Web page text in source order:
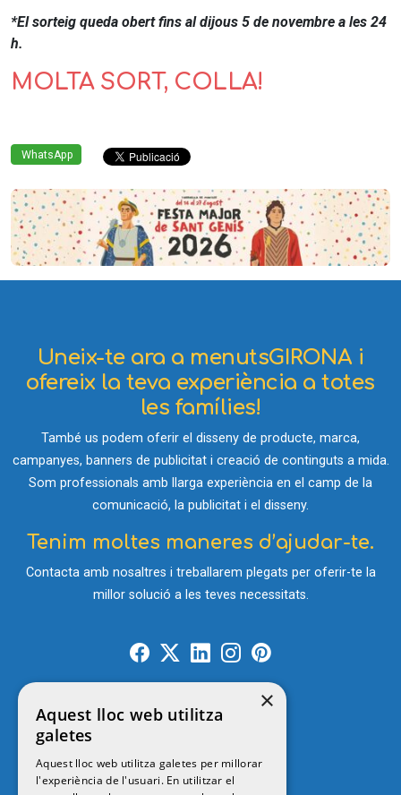
*El sorteig queda obert fins al dijous 5 de novembre a les 24
h.
MOLTA SORT, COLLA!
WhatsApp
Contacte
© 2026MENUTSGIRONA
Uneix-te ara a menutsGIRONA i
ofereix la teva experiència a totes
les famílies!
També us podem oferir el disseny de producte, marca,
campanyes, banners de publicitat i creació de continguts a mida.
Som professionals amb llarga experiència en el camp de la
comunicació, la publicitat i el disseny.
Tenim moltes maneres d’ajudar-te.
Contacta amb nosaltres i treballarem plegats per oferir-te la
millor solució a les teves necessitats.
×
Aquest lloc web utilitza
galetes
Aquest lloc web utilitza galetes per millorar
l'experiència de l'usuari. En utilitzar el